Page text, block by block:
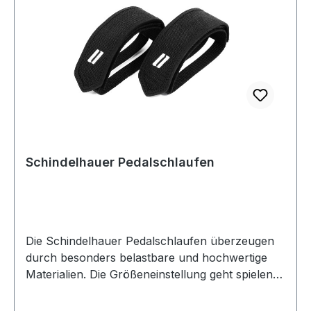
Schindelhauer Pedalschlaufen
Die Schindelhauer Pedalschlaufen überzeugen
durch besonders belastbare und hochwertige
Materialien. Die Größeneinstellung geht spielend